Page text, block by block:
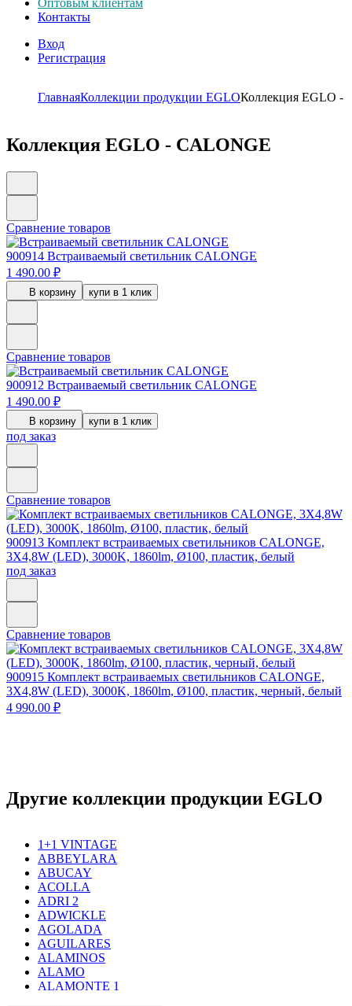
Оптовым клиентам
Контакты
Вход
Регистрация
ГлавнаяКоллекции продукции EGLOКоллекция EGLO -
Коллекция EGLO - CALONGE
Сравнение товаров
900914 Встраиваемый светильник CALONGE
1 490.00 ₽
В корзину купи в 1 клик
Сравнение товаров
900912 Встраиваемый светильник CALONGE
1 490.00 ₽
В корзину купи в 1 клик
под заказ
Сравнение товаров
900913 Комплект встраиваемых светильников CALONGE,
3X4,8W (LED), 3000K, 1860lm, Ø100, пластик, белый
под заказ
Сравнение товаров
900915 Комплект встраиваемых светильников CALONGE,
3X4,8W (LED), 3000K, 1860lm, Ø100, пластик, черный, белый
4 990.00 ₽
Другие коллекции продукции EGLO
1+1 VINTAGE
ABBEYLARA
ABUCAY
ACOLLA
ADRI 2
ADWICKLE
AGOLADA
AGUILARES
ALAMINOS
ALAMO
ALAMONTE 1